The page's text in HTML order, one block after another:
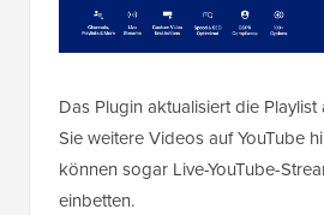
Das Plugin aktualisiert die
Sie weitere Videos auf YouTube
können sogar Live-YouTube-
einbetten.